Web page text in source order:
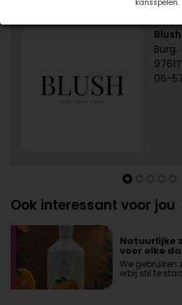
kansspelen.
Burg.
06-
Ook interessant voor jou
Natuurlijke
voor elke
We gebruiken
erbij stil te